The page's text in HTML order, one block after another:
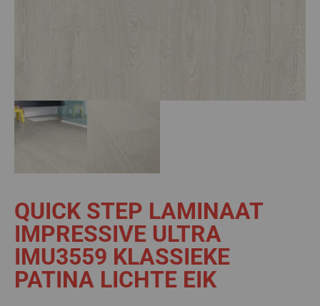
QUICK STEP LAMINAAT
IMPRESSIVE ULTRA
IMU3559 KLASSIEKE
PATINA LICHTE EIK